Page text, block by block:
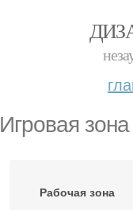
Игровая зона
Рабочая зона